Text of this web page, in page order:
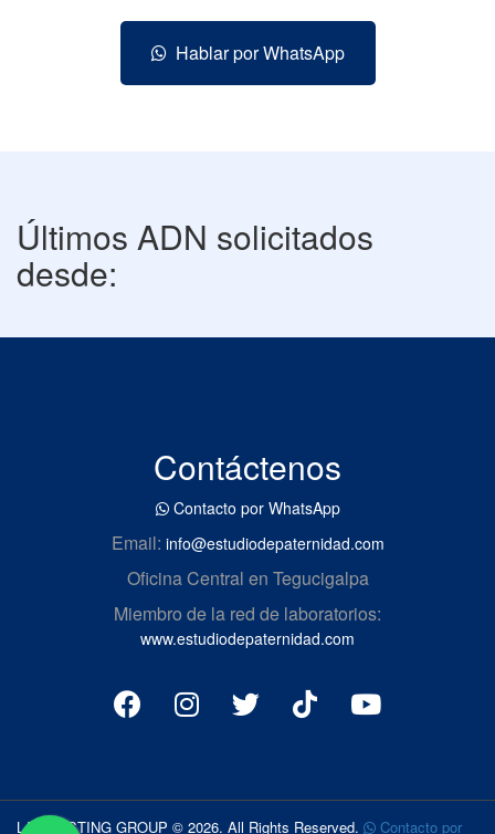
Hablar por WhatsApp
Últimos ADN solicitados
desde:
Contáctenos
Contacto por WhatsApp
Email: info@estudiodepaternidad.com
Oficina Central en Tegucigalpa
Miembro de la red de laboratorios:
www.estudiodepaternidad.com
LAB TESTING GROUP © 2026. All Rights Reserved. Contacto por